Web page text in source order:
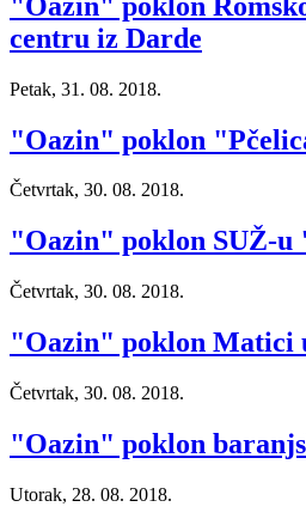
centru iz Darde
Petak, 31. 08. 2018.
"Oazin" poklon
Četvrtak, 30. 08. 2018.
"Oazin" poklon SUŽ-u
Četvrtak, 30. 08. 2018.
"Oazin" poklon Matici
Četvrtak, 30. 08. 2018.
"Oazin" poklon
Utorak, 28. 08. 2018.